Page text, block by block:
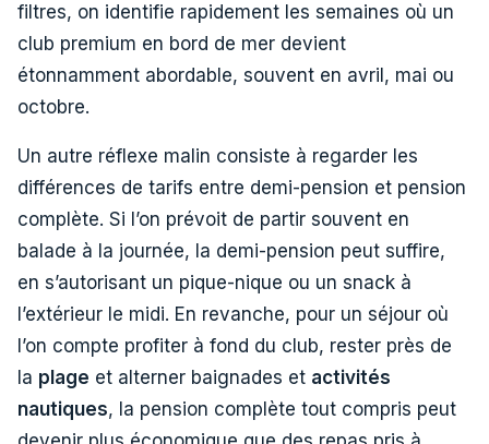
filtres, on identifie rapidement les semaines où un
club premium en bord de mer devient
étonnamment abordable, souvent en avril, mai ou
octobre.
Un autre réflexe malin consiste à regarder les
différences de tarifs entre demi-pension et pension
complète. Si l’on prévoit de partir souvent en
balade à la journée, la demi-pension peut suffire,
en s’autorisant un pique-nique ou un snack à
l’extérieur le midi. En revanche, pour un séjour où
l’on compte profiter à fond du club, rester près de
la plage et alterner baignades et activités
nautiques, la pension complète tout compris peut